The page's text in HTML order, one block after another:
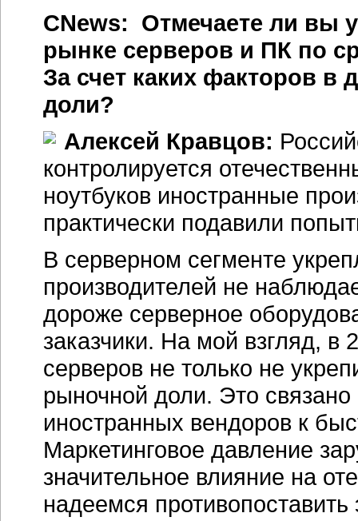
CNews: Отмечаете ли вы
рынке серверов и ПК по
За счет каких факторов в
доли?
Алексей Кравцов:
контролируется
ноутбуков иностранные
практически подавили
В серверном сегменте
производителей не
дороже серверное
заказчики. На мой взгляд, в
серверов не только не
рыночной доли. Это
иностранных вендоров к
Маркетинговое давление
значительное влияние на
надеемся